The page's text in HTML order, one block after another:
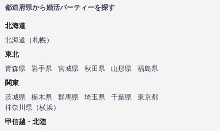
都道府県から婚活パーティーを探す
北海道
北海道 （札幌）
東北
青森県
岩手県 宮城県 秋田県 山形県
福島県
関東
茨城県
栃木県 群馬県 埼玉県 千葉県
東京都
神奈川県 （横浜）
甲信越・北陸